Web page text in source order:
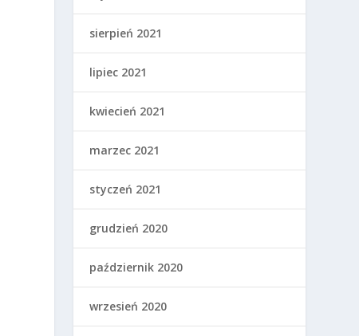
sierpień 2021
lipiec 2021
kwiecień 2021
marzec 2021
styczeń 2021
grudzień 2020
październik 2020
wrzesień 2020